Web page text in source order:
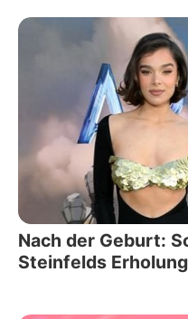
Nach der Geburt:
Steinfelds